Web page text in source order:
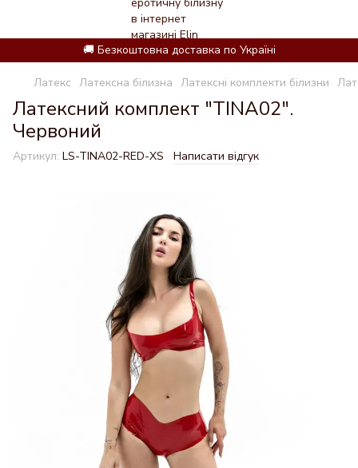
🚚 Безкоштовна доставка по Україні
Латекс Латексна білизна Латексні комплекти білизни
Латексний комплект "TINA02".
Червоний
Артикул: LS-TINA02-RED-XS Написати відгук